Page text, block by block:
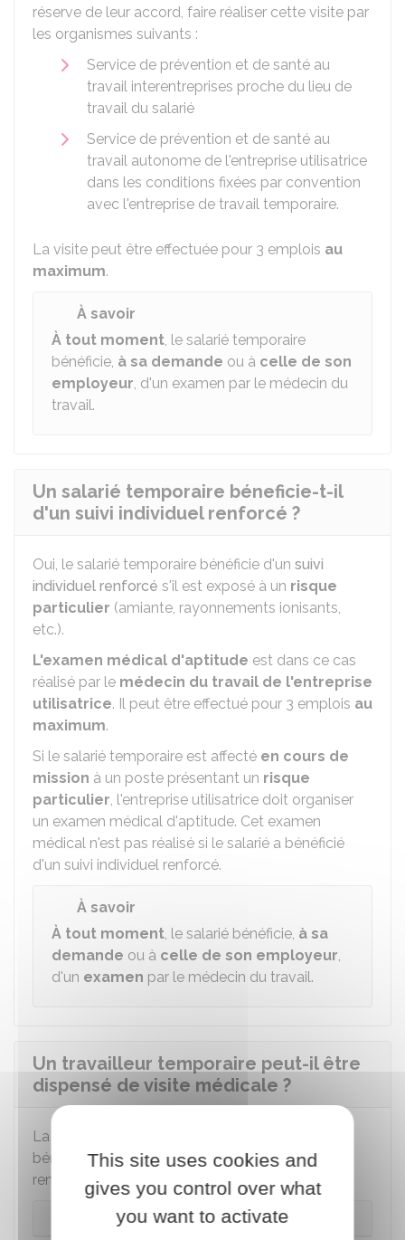
réserve de leur accord, faire réaliser cette visite par
les organismes suivants :
Service de prévention et de santé au
travail interentreprises proche du lieu de
travail du salarié
Service de prévention et de santé au
travail autonome de l'entreprise utilisatrice
dans les conditions fixées par convention
avec l'entreprise de travail temporaire.
La visite peut être effectuée pour 3 emplois au
maximum.
À savoir
À tout moment, le salarié temporaire
bénéficie, à sa demande ou à celle de son
employeur, d'un examen par le médecin du
travail.
Un salarié temporaire béneficie-t-il
d'un suivi individuel renforcé ?
Oui, le salarié temporaire bénéficie d'un suivi
individuel renforcé s'il est exposé à un risque
particulier (amiante, rayonnements ionisants,
etc.).
L'examen médical d'aptitude est dans ce cas
réalisé par le médecin du travail de l'entreprise
utilisatrice. Il peut être effectué pour 3 emplois au
maximum.
Si le salarié temporaire est affecté en cours de
mission à un poste présentant un risque
particulier, l'entreprise utilisatrice doit organiser
un examen médical d'aptitude. Cet examen
médical n'est pas réalisé si le salarié a bénéficié
d'un suivi individuel renforcé.
À savoir
À tout moment, le salarié bénéficie, à sa
demande ou à celle de son employeur,
d'un examen par le médecin du travail.
Un travailleur temporaire peut-il être
dispensé de visite médicale ?
La réglementation varie selon que le salarié a
bénéficié d'une Vip ou d'un suivi individuel
renforcé :
Visite d'information et de prévention (Vip)
This site uses cookies and
gives you control over what
you want to activate